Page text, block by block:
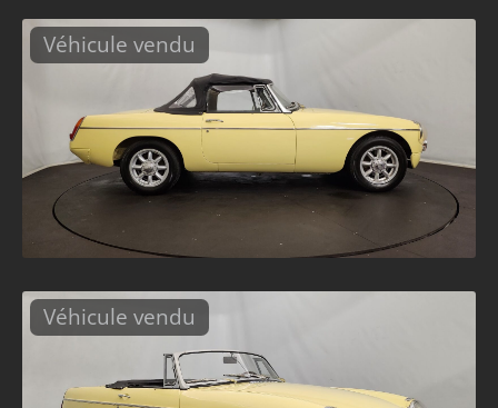
Véhicule vendu
Véhicule vendu